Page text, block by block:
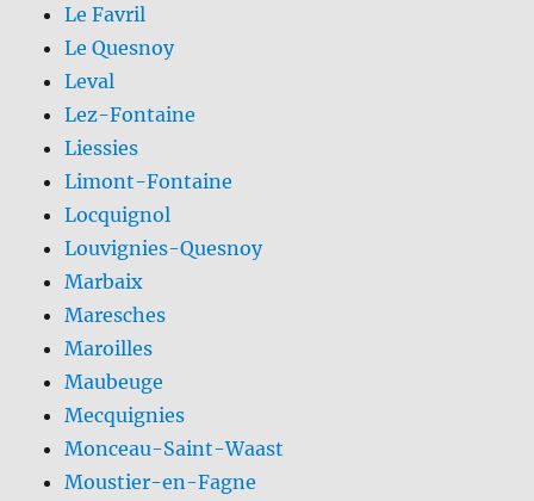
Le Favril
Le Quesnoy
Leval
Lez-Fontaine
Liessies
Limont-Fontaine
Locquignol
Louvignies-Quesnoy
Marbaix
Maresches
Maroilles
Maubeuge
Mecquignies
Monceau-Saint-Waast
Moustier-en-Fagne